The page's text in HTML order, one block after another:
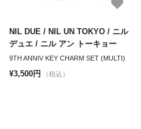
NIL DUE / NIL UN TOKYO / ニル
デュエ / ニル アン トーキョー
9TH ANNIV KEY CHARM SET (MULTI)
¥3,500円 （税込）